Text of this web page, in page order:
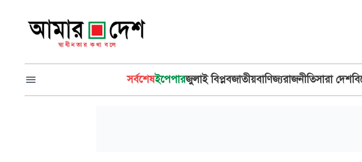
সর্বশেষইপেপারজুলাই বিপ্লবজাতীয়বাণিজ্যরাজনীতিসারা দেশ